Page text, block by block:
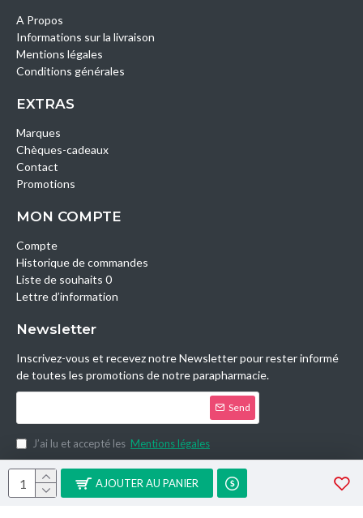
AJOUTER AU PANIER
A Propos
Informations sur la livraison
Mentions légales
Conditions générales
EXTRAS
Marques
Chèques-cadeaux
Contact
Promotions
MON COMPTE
Compte
Historique de commandes
Liste de souhaits 0
Lettre d’information
Newsletter
Inscrivez-vous et recevez notre Newsletter pour rester informé
de toutes les promotions de notre parapharmacie.
Send
J’ai lu et accepté les Mentions légales
Copyright © 2014, Parashop.tn, All Rights Reserved.